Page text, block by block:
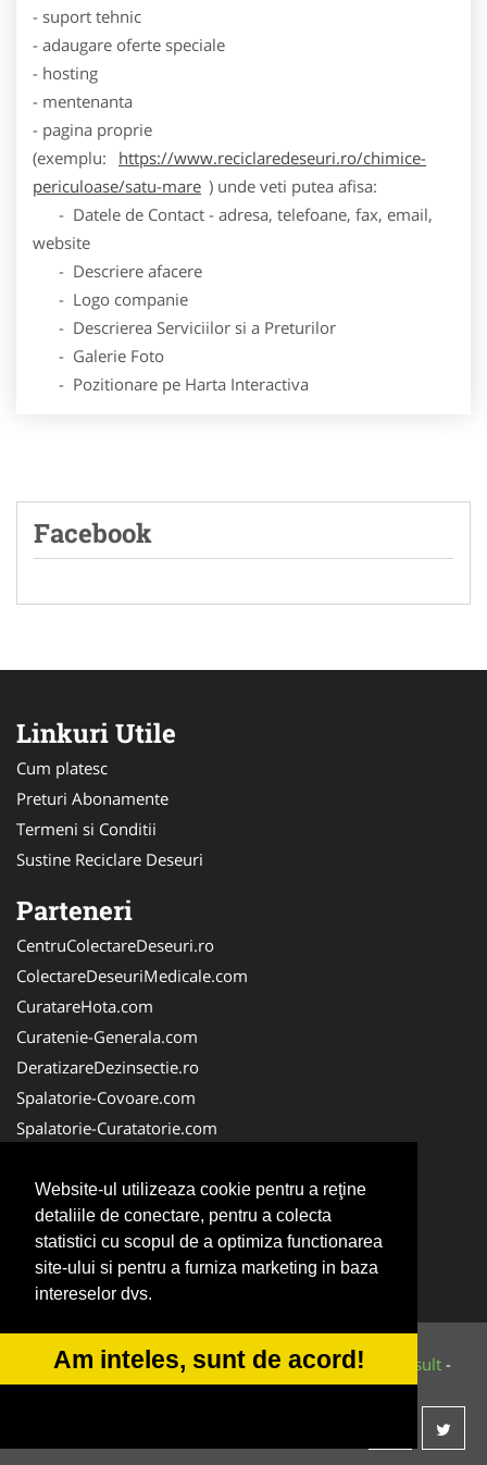
Website-ul utilizeaza cookie pentru a reţine
detaliile de conectare, pentru a colecta
statistici cu scopul de a optimiza functionarea
site-ului si pentru a furniza marketing in baza
intereselor dvs.
Am inteles, sunt de acord!
- suport tehnic
- adaugare oferte speciale
- hosting
- mentenanta
- pagina proprie
(exemplu:
https://www.reciclaredeseuri.ro/chimice-
periculoase/satu-mare ) unde veti putea afisa:
- Datele de Contact - adresa, telefoane, fax, email,
website
- Descriere afacere
- Logo companie
- Descrierea Serviciilor si a Preturilor
- Galerie Foto
- Pozitionare pe Harta Interactiva
Facebook
Linkuri Utile
Cum platesc
Preturi Abonamente
Termeni si Conditii
Sustine Reciclare Deseuri
Parteneri
CentruColectareDeseuri.ro
ColectareDeseuriMedicale.com
CuratareHota.com
Curatenie-Generala.com
DeratizareDezinsectie.ro
Spalatorie-Covoare.com
Spalatorie-Curatatorie.com
FirmaDeratizare.ro
Service-Reparatii.com
Servicii-DDD.com
ServiciiAlpinism.ro
© 2014-2026 Powered byVilonMedia&Tokaido Consult -
ANPC SOL